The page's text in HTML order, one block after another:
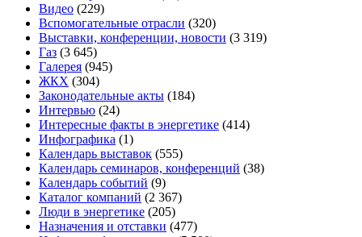
Видео (229)
Вспомогательные отрасли (320)
Выставки, конференции, новости (3 319)
Газ (3 645)
Галерея (945)
ЖКХ (304)
Законодательные акты (184)
Интервью (24)
Интересные факты в энергетике (414)
Инфографика (1)
Календарь выставок (555)
Календарь семинаров, конференций (38)
Календарь событий (9)
Каталог компаний (2 367)
Люди в энергетике (205)
Назначения и отставки (477)